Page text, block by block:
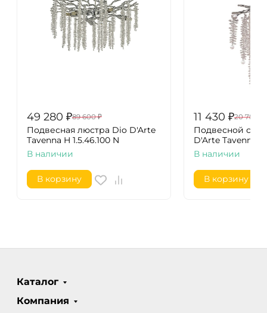
49 280 ₽89 600 ₽
Подвесная люстра Dio D'Arte
Tavenna H 1.5.46.100 N
В наличии
В корзину
11 430 ₽20 780
Подвесной
D'Arte Tavenna H
В наличии
В корзину
Каталог
Компания